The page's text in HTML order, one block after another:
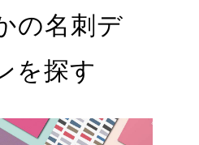
の名刺デ
を探す